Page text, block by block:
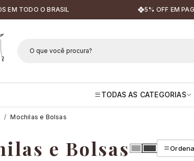
EM TODO O BRASIL 5% OFF EM
TODAS AS CATEGORIAS
Mochilas e Bolsas
e Bolsas